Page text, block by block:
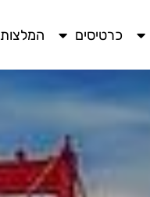
כרטיסים המלצות